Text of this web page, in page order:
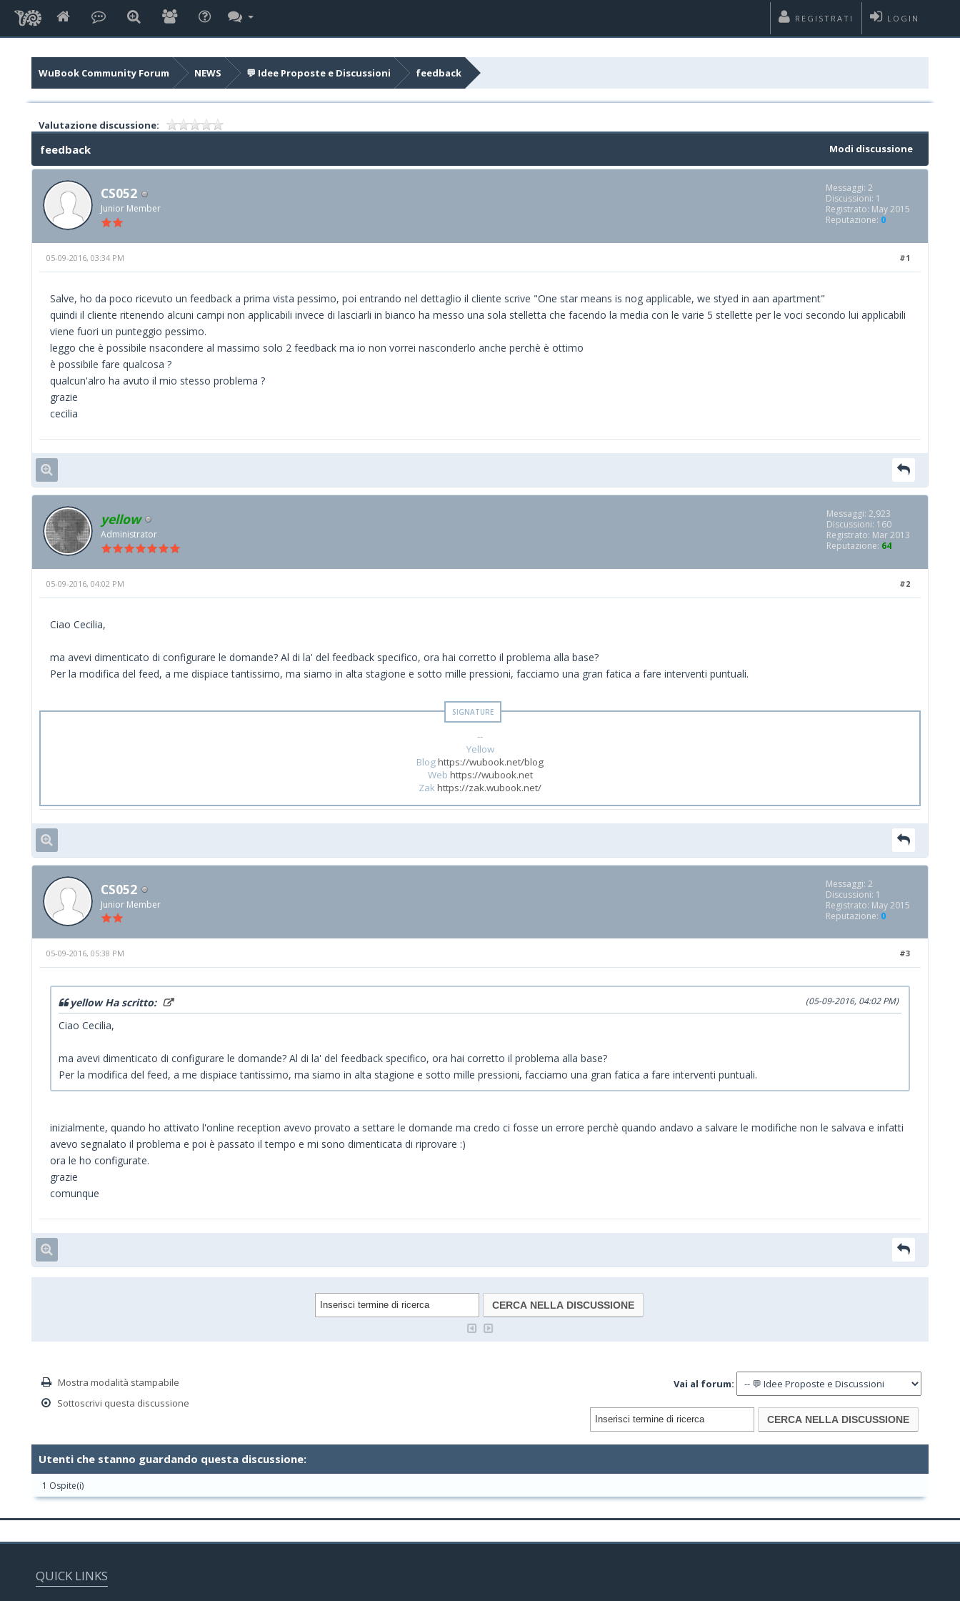
LOGIN
REGISTRATI
WuBook Community Forum NEWS 💬 Idee Proposte e Discussioni feedback
Valutazione discussione:
Modi discussione
feedback
CS052
Junior Member
Messaggi: 2
Discussioni: 1
Registrato: May 2015
Reputazione: 0
#1
05-09-2016, 03:34 PM
Salve, ho da poco ricevuto un feedback a prima vista pessimo, poi entrando nel dettaglio il cliente scrive "One star means is nog applicable, we styed in aan apartment"
quindi il cliente ritenendo alcuni campi non applicabili invece di lasciarli in bianco ha messo una sola stelletta che facendo la media con le varie 5 stellette per le voci secondo lui applicabili
viene fuori un punteggio pessimo.
leggo che è possibile nsacondere al massimo solo 2 feedback ma io non vorrei nasconderlo anche perchè è ottimo
è possibile fare qualcosa ?
qualcun'alro ha avuto il mio stesso problema ?
grazie
cecilia
yellow
Administrator
Messaggi: 2,923
Discussioni: 160
Registrato: Mar 2013
Reputazione: 64
#2
05-09-2016, 04:02 PM
Ciao Cecilia,
ma avevi dimenticato di configurare le domande? Al di la' del feedback specifico, ora hai corretto il problema alla base?
Per la modifica del feed, a me dispiace tantissimo, ma siamo in alta stagione e sotto mille pressioni, facciamo una gran fatica a fare interventi puntuali.
--
Yellow
Bloghttps://wubook.net/blog
Web https://wubook.net
Zak https://zak.wubook.net/
CS052
Junior Member
Messaggi: 2
Discussioni: 1
Registrato: May 2015
Reputazione: 0
#3
05-09-2016, 05:38 PM
(05-09-2016, 04:02 PM)
yellow Ha scritto:
Ciao Cecilia,
ma avevi dimenticato di configurare le domande? Al di la' del feedback specifico, ora hai corretto il problema alla base?
Per la modifica del feed, a me dispiace tantissimo, ma siamo in alta stagione e sotto mille pressioni, facciamo una gran fatica a fare interventi puntuali.
inizialmente, quando ho attivato l'online reception avevo provato a settare le domande ma credo ci fosse un errore perchè quando andavo a salvare le modifiche non le salvava e infatti
avevo segnalato il problema e poi è passato il tempo e mi sono dimenticata di riprovare :)
ora le ho configurate.
grazie
comunque
Mostra modalità stampabile
Sottoscrivi questa discussione
Vai al forum:
Utenti che stanno guardando questa discussione:
1 Ospite(i)
QUICK LINKS